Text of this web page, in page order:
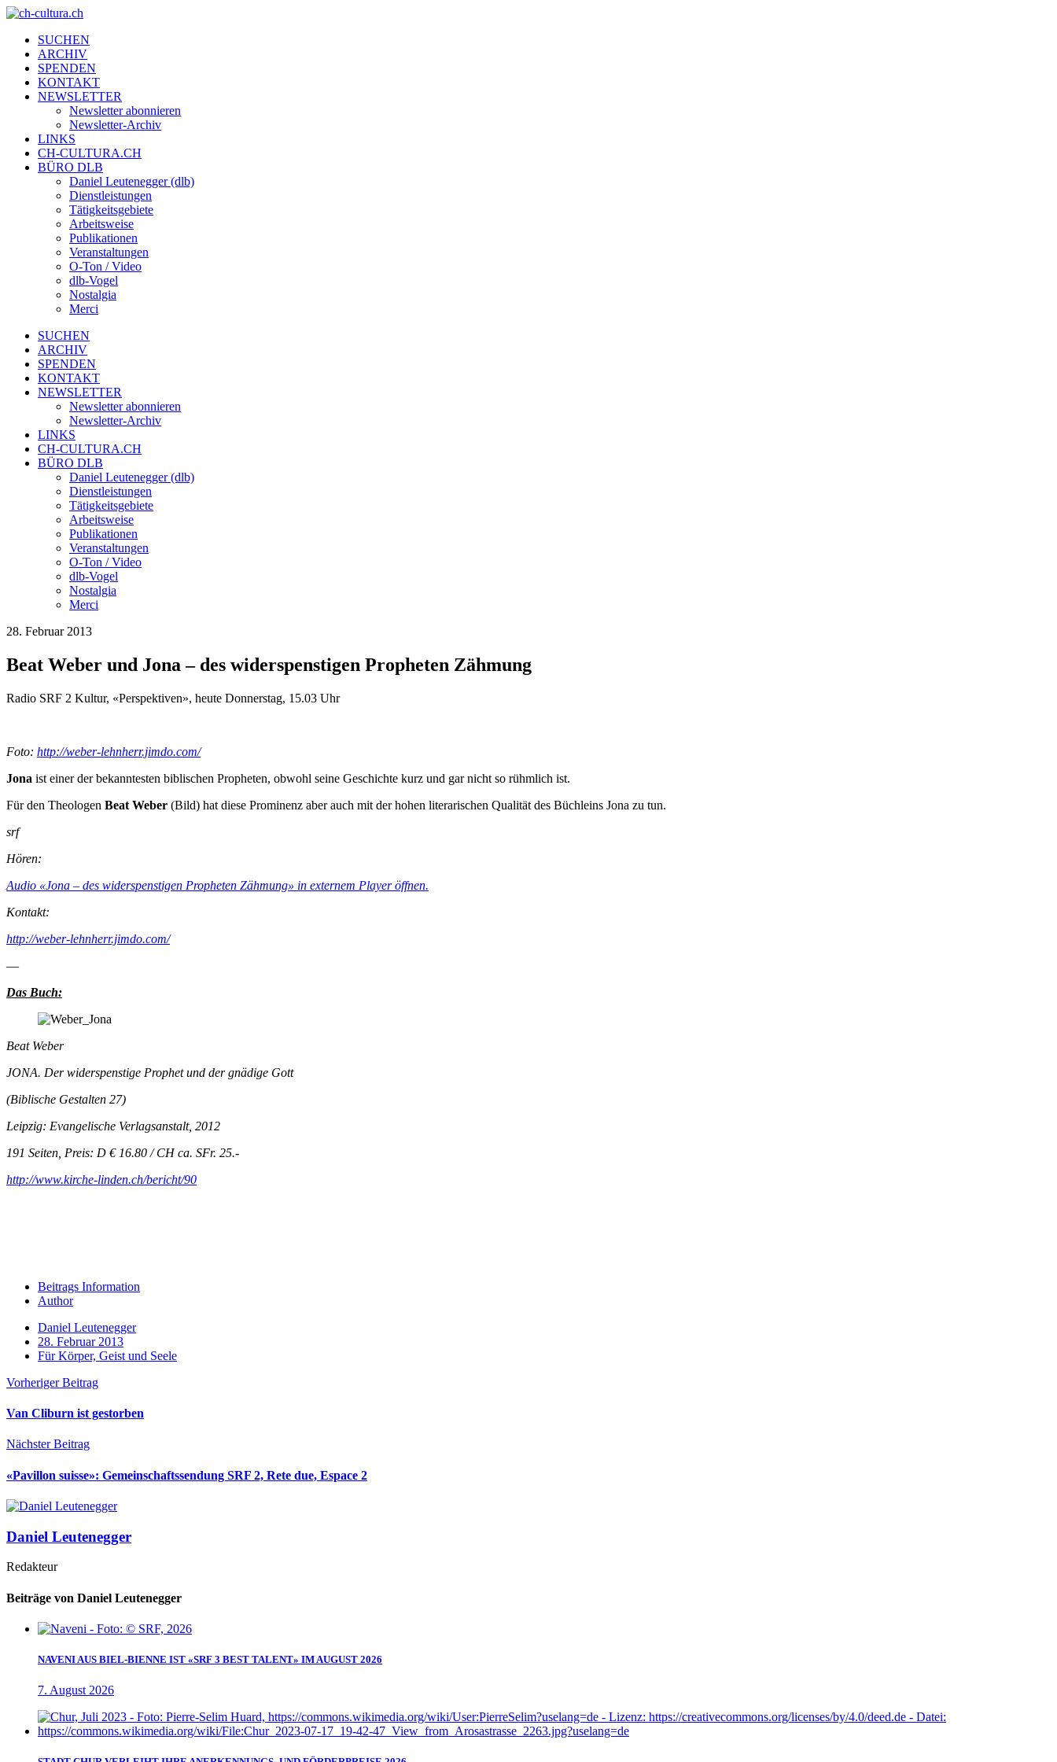
SUCHEN
ARCHIV
SPENDEN
KONTAKT
NEWSLETTER
Newsletter abonnieren
Newsletter-Archiv
LINKS
CH-CULTURA.CH
BÜRO DLB
Daniel Leutenegger (dlb)
Dienstleistungen
Tätigkeitsgebiete
Arbeitsweise
Publikationen
Veranstaltungen
O-Ton / Video
dlb-Vogel
Nostalgia
Merci
SUCHEN
ARCHIV
SPENDEN
KONTAKT
NEWSLETTER
Newsletter abonnieren
Newsletter-Archiv
LINKS
CH-CULTURA.CH
BÜRO DLB
Daniel Leutenegger (dlb)
Dienstleistungen
Tätigkeitsgebiete
Arbeitsweise
Publikationen
Veranstaltungen
O-Ton / Video
dlb-Vogel
Nostalgia
Merci
28. Februar 2013
Beat Weber und Jona – des widerspenstigen Propheten Zähmung
Radio SRF 2 Kultur, «Perspektiven», heute Donnerstag, 15.03 Uhr
Foto: http://weber-lehnherr.jimdo.com/
Jona ist einer der bekanntesten biblischen Propheten, obwohl seine Geschichte kurz und gar nicht so rühmlich ist.
Für den Theologen Beat Weber (Bild) hat diese Prominenz aber auch mit der hohen literarischen Qualität des Büchleins Jona zu tun.
srf
Hören:
Audio «Jona – des widerspenstigen Propheten Zähmung» in externem Player öffnen.
Kontakt:
http://weber-lehnherr.jimdo.com/
—
Das Buch:
Beat Weber
JONA. Der widerspenstige Prophet und der gnädige Gott
(Biblische Gestalten 27)
Leipzig: Evangelische Verlagsanstalt, 2012
191 Seiten, Preis: D € 16.80 / CH ca. SFr. 25.-
http://www.kirche-linden.ch/bericht/90
Beitrags Information
Author
Daniel Leutenegger
28. Februar 2013
Für Körper, Geist und Seele
Vorheriger Beitrag
Van Cliburn ist gestorben
Nächster Beitrag
«Pavillon suisse»: Gemeinschaftssendung SRF 2, Rete due, Espace 2
Daniel Leutenegger
Redakteur
Beiträge von Daniel Leutenegger
NAVENI AUS BIEL-BIENNE IST «SRF 3 BEST TALENT» IM AUGUST 2026
7. August 2026